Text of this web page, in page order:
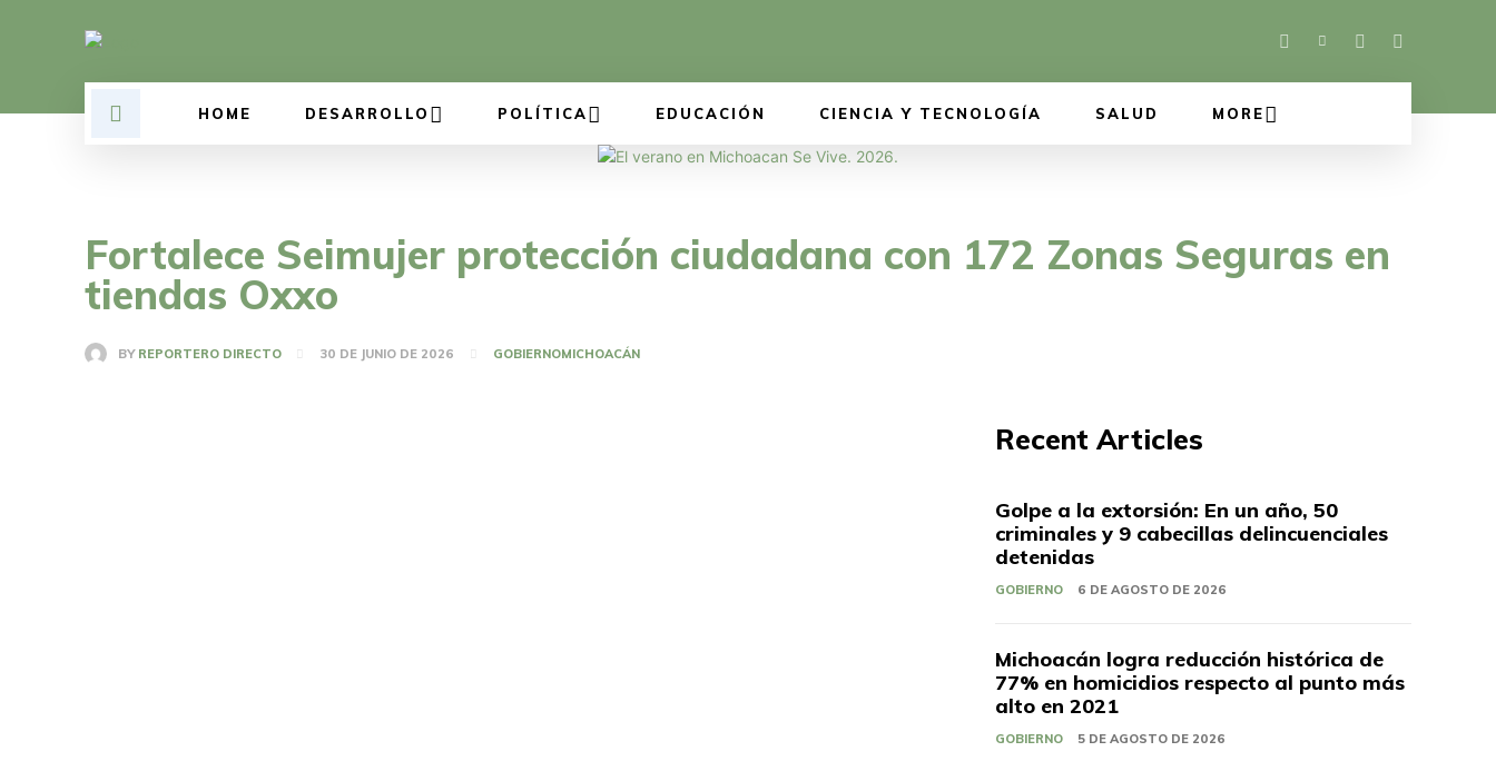
HOME DESARROLLO POLÍTICA EDUCACIÓN CIENCIA Y TECNOLOGÍA SALUD MORE
Fortalece Seimujer protección ciudadana con 172 Zonas Seguras en
tiendas Oxxo
BY REPORTERO DIRECTO 30 DE JUNIO DE 2026 GOBIERNOMICHOACÁN
Recent Articles
Golpe a la extorsión: En un año, 50
criminales y 9 cabecillas delincuenciales
detenidas
GOBIERNO 6 DE AGOSTO DE 2026
Michoacán logra reducción histórica de
77% en homicidios respecto al punto más
alto en 2021
GOBIERNO 5 DE AGOSTO DE 2026